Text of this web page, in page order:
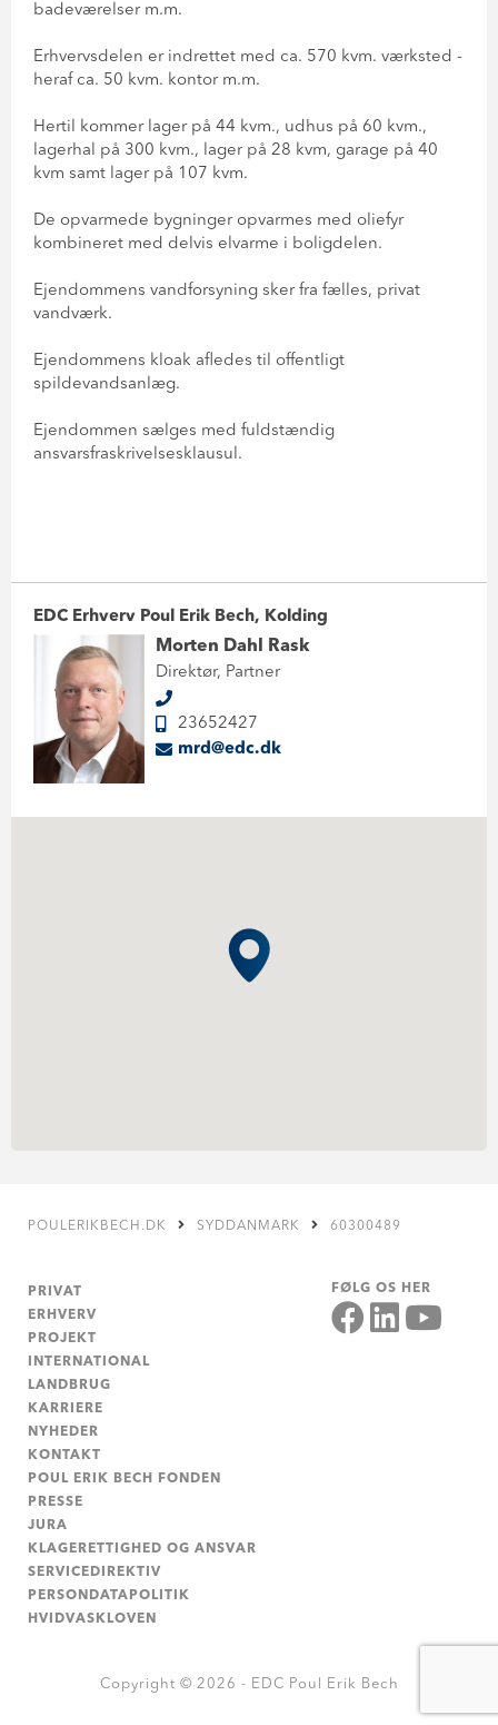
badeværelser m.m.
Erhvervsdelen er indrettet med ca. 570 kvm. værksted -
heraf ca. 50 kvm. kontor m.m.
Hertil kommer lager på 44 kvm., udhus på 60 kvm.,
lagerhal på 300 kvm., lager på 28 kvm, garage på 40
kvm samt lager på 107 kvm.
De opvarmede bygninger opvarmes med oliefyr
kombineret med delvis elvarme i boligdelen.
Ejendommens vandforsyning sker fra fælles, privat
vandværk.
Ejendommens kloak afledes til offentligt
spildevandsanlæg.
Ejendommen sælges med fuldstændig
ansvarsfraskrivelsesklausul.
EDC Erhverv Poul Erik Bech, Kolding
Morten Dahl Rask
Direktør, Partner
23652427
mrd@edc.dk
POULERIKBECH.DK SYDDANMARK 60300489
PRIVAT
ERHVERV
PROJEKT
INTERNATIONAL
LANDBRUG
KARRIERE
NYHEDER
KONTAKT
POUL ERIK BECH FONDEN
PRESSE
JURA
KLAGERETTIGHED OG ANSVAR
SERVICEDIREKTIV
PERSONDATAPOLITIK
HVIDVASKLOVEN
FØLG OS HER
Copyright © 2026 - EDC Poul Erik Bech